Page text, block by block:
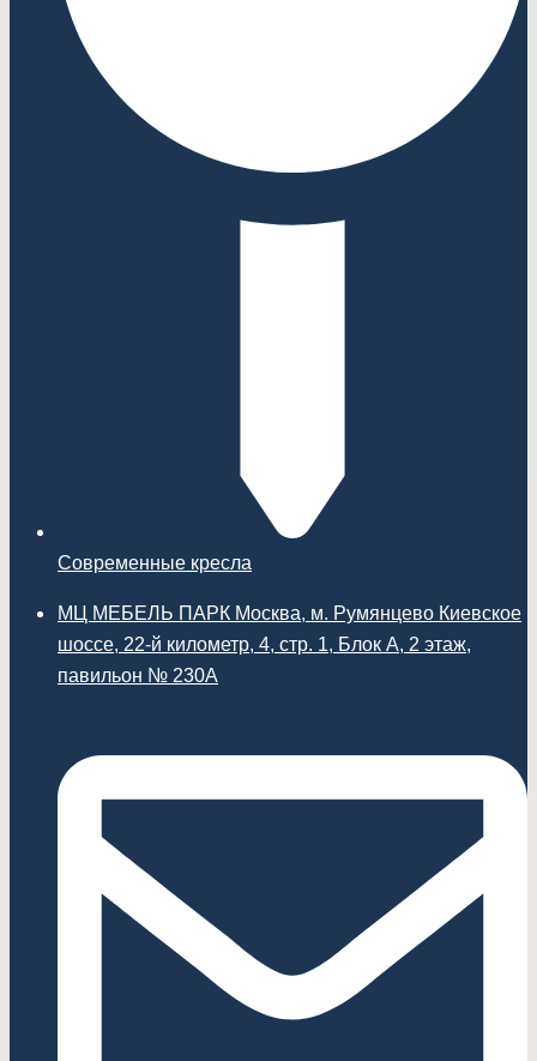
Современные кресла
МЦ МЕБЕЛЬ ПАРК Москва, м. Румянцево Киевское
шоссе, 22-й километр, 4, стр. 1, Блок А, 2 этаж,
павильон № 230А